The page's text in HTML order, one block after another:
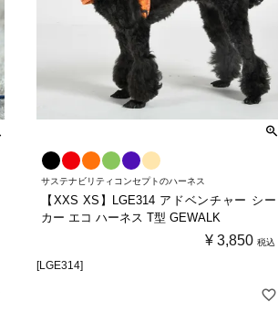
サステナビリティコンセプトのハーネス
【XXS XS】LGE314 アドベンチャー シー
カー エコ ハーネス T型 GEWALK
¥ 3,850 税込
[LGE314]